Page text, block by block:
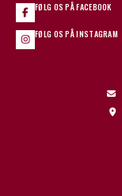
FØLG OS PÅ FACEBOOK
FØLG OS PÅ INSTAGRAM